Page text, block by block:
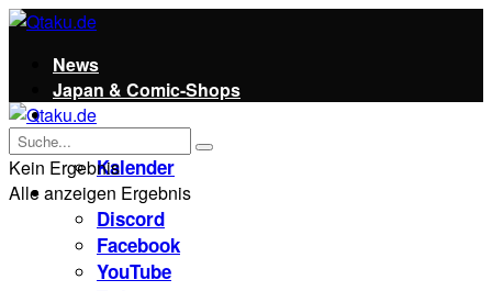
News
Japan & Comic-Shops
Qtaku
Kalender
Social
Discord
Facebook
YouTube
Kein Ergebnis
Alle anzeigen Ergebnis